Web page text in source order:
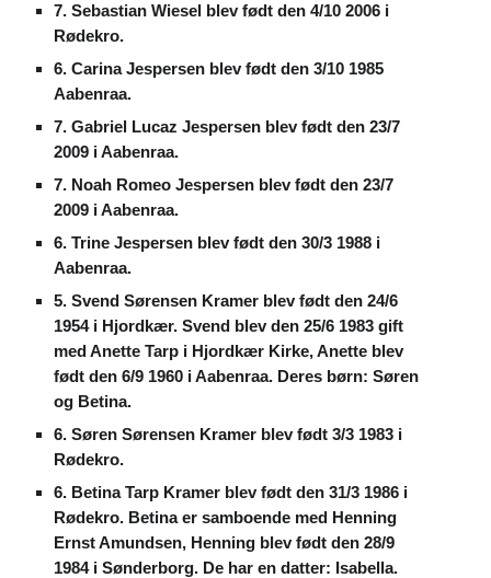
7. Sebastian Wiesel blev født den 4/10 2006 i
Rødekro.
6. Carina Jespersen blev født den 3/10 1985
Aabenraa.
7. Gabriel Lucaz Jespersen blev født den 23/7
2009 i Aabenraa.
7. Noah Romeo Jespersen blev født den 23/7
2009 i Aabenraa.
6. Trine Jespersen blev født den 30/3 1988 i
Aabenraa.
5. Svend Sørensen Kramer blev født den 24/6
1954 i Hjordkær. Svend blev den 25/6 1983 gift
med Anette Tarp i Hjordkær Kirke, Anette blev
født den 6/9 1960 i Aabenraa. Deres børn: Søren
og Betina.
6. Søren Sørensen Kramer blev født 3/3 1983 i
Rødekro.
6. Betina Tarp Kramer blev født den 31/3 1986 i
Rødekro. Betina er samboende med Henning
Ernst Amundsen, Henning blev født den 28/9
1984 i Sønderborg. De har en datter: Isabella.